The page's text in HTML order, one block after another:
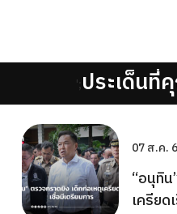
';ประเด็นที่
07 ส.ค.
“อนุทิ
เครียด